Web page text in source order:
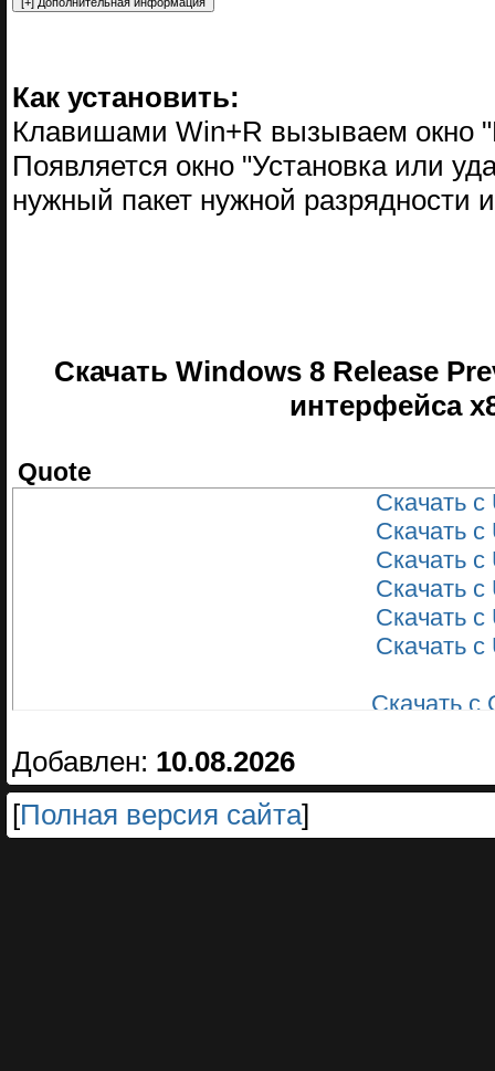
Как установить:
Клавишами Win+R вызываем окно
Появляется окно "Установка или
нужный пакет нужной разрядности
Скачать Windows 8 Release
интерфейса
Quote
Скачать
Скачать
Скачать
Скачать
Скачать
Скачать
Скачать с
Скачать с
Скачать с
Добавлен: 10.08.2026
[Полная версия сайта]